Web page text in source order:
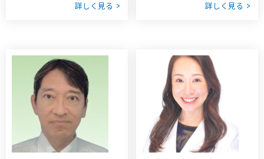
詳しく見る 詳しく見る